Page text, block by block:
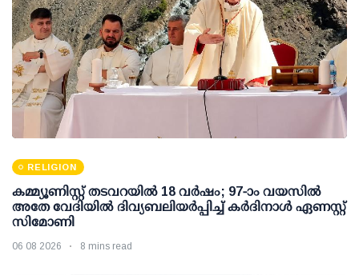
RELIGION
കമ്മ്യൂണിസ്റ്റ് തടവറയില്‍ 18 വര്‍ഷം; 97-ാം വയസില്‍
അതേ വേദിയില്‍ ദിവ്യബലിയര്‍പ്പിച്ച് കര്‍ദിനാള്‍ ഏണസ്റ്റ്
സിമോണി
06 08 2026 8 mins read